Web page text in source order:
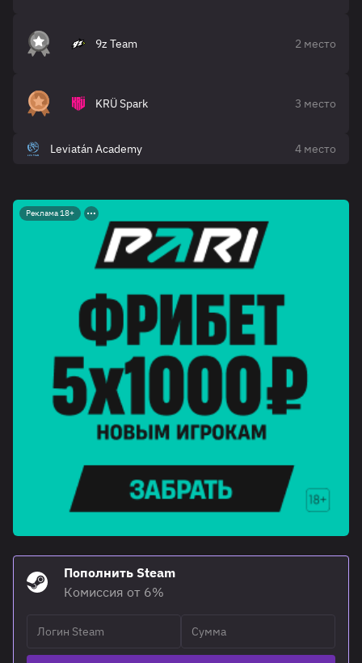
9z Team 2 место
KRÜ Spark 3 место
Leviatán Academy 4 место
Реклама 18+
Пополнить Steam
Комиссия от 6%